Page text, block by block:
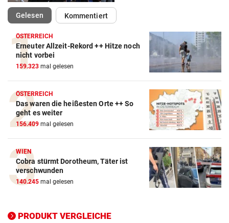
Gelesen(ausgewählt)Kommentiert
ÖSTERREICH
Erneuter Allzeit-Rekord ++ Hitze noch
nicht vorbei
159.323 mal gelesen
ÖSTERREICH
Das waren die heißesten Orte ++ So
geht es weiter
156.409 mal gelesen
WIEN
Cobra stürmt Dorotheum, Täter ist
verschwunden
140.245 mal gelesen
PRODUKT VERGLEICHE
Action-Cam Vergleich
ZUM VERGLEICH
Crosstrainer Vergleich
ZUM VERGLEICH
E-Bike Vergleich
ZUM VERGLEICH
Elektro-Scooter Vergleich
ZUM VERGLEICH
ZUM VERGLEICH